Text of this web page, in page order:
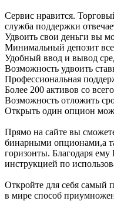
Сервис нравится.
служба поддержки
Удвоить свои деньги вы
Минимальный депозит
Удобный ввод и вывод
Возможность удвоить
Профессиональная
Более 200 активов со
Возможность отложить
Открыть один опцион
Прямо на сайте вы
бинарными опционами,а
горизонты. Благодаря
инструкцией по
Откройте для себя самый
в мире способ